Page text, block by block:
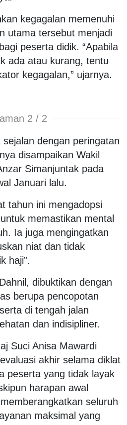
kegagalan memenuhi
utama tersebut menjadi
peserta didik. “Apabila
ada atau kurang, tentu
kegagalan,” ujarnya.
2 / 2
dengan peringatan
disampaikan Wakil
Simanjuntak pada
Januari lalu.
tahun ini mengadopsi
memastikan mental
Ia juga mengingatkan
niat dan tidak
haji”.
dibuktikan dengan
berupa pencopotan
di tengah jalan
dan indisipliner.
Suci Anisa Mawardi
akhir selama diklat
peserta yang tidak layak
harapan awal
seluruh
maksimal yang